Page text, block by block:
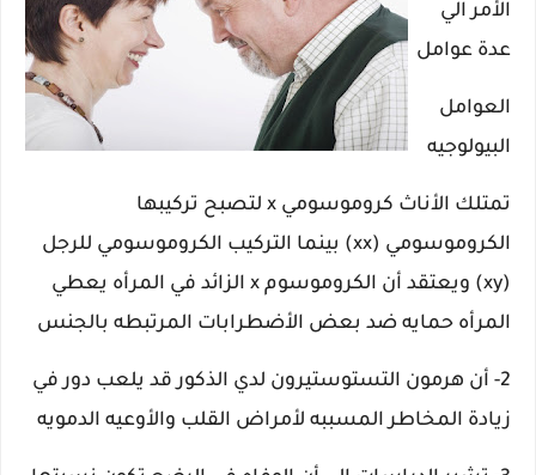
الأمر الي
عدة عوامل
العوامل
البيولوجيه
تمتلك الأناث كروموسومي x لتصبح تركيبها
الكروموسومي (xx) بينما التركيب الكروموسومي للرجل
(xy) ويعتقد أن الكروموسوم x الزائد في المرأه يعطي
المرأه حمايه ضد بعض الأضطرابات المرتبطه بالجنس
2- أن هرمون التستوستيرون لدي الذكور قد يلعب دور في
زيادة المخاطر المسببه لأمراض القلب والأوعيه الدمويه